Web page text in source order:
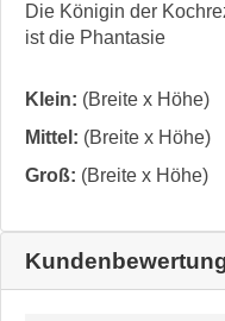
Die Königin der
ist die Phantasie
Klein: (Breite x Höhe)
Mittel: (Breite x Höhe)
Groß: (Breite x Höhe)